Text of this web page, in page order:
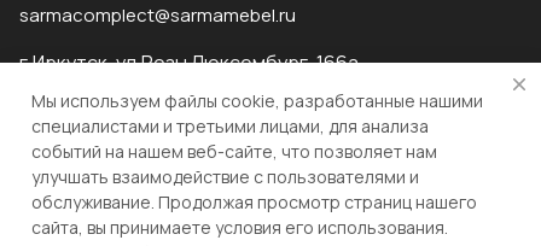
sarmacomplect@sarmamebel.ru
г.Иркутск, ул.Розы Люксембург, 166а
разработка
и продвижение сайта
Мы используем файлы cookie, разработанные нашими
специалистами и третьими лицами, для анализа
событий на нашем веб-сайте, что позволяет нам
улучшать взаимодействие с пользователями и
обслуживание. Продолжая просмотр страниц нашего
сайта, вы принимаете условия его использования.